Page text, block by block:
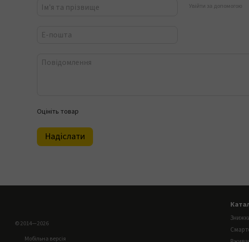
Увійти за допомогою
Оцініть товар
Надіслати
© 2014—2026
Мобільна версія